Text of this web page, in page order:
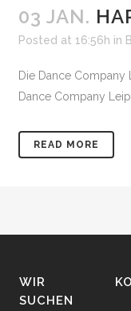
03 JAN.
Posted at 16:56h in
Die Dance
Dance Company
READ MORE
WIR
SUCHEN